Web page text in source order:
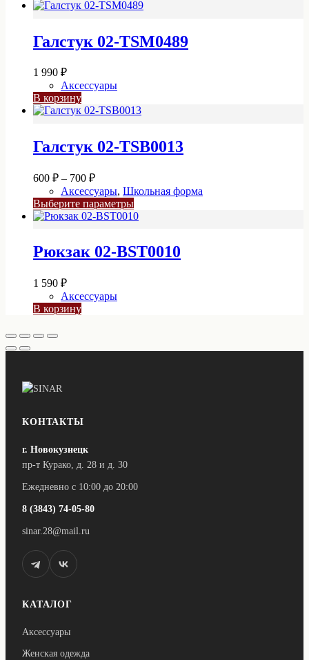
Галстук 02-TSM0489
1 990 ₽
Аксессуары
В корзину
Галстук 02-TSB0013
600 ₽ – 700 ₽Диапазон
цен:
600 ₽
–
Аксессуары, Школьная форма
Выберите параметрыЭтот
товар
вариаций.
Рюкзак 02-BST0010
1 590 ₽
Аксессуары
В корзину
КОНТАКТЫ
г. Новокузнецк
пр-т Курако, д. 28 и д. 30
Ежедневно с 10:00 до 20:00
8 (3843) 74-05-80
sinar.28@mail.ru
КАТАЛОГ
Аксессуары
Женская одежда